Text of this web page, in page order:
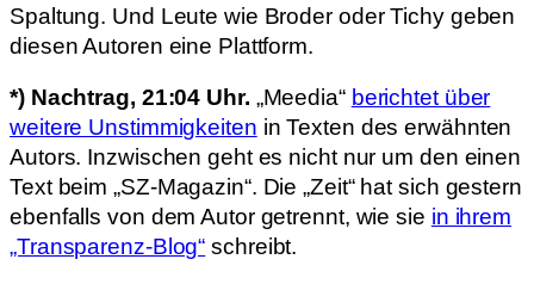
Spaltung. Und Leute wie Broder oder Tichy geben
diesen Autoren eine Plattform.
*) Nachtrag, 21:04 Uhr. „Meedia“ berichtet über
weitere Unstimmigkeiten in Texten des erwähnten
Autors. Inzwischen geht es nicht nur um den einen
Text beim „SZ-Magazin“. Die „Zeit“ hat sich gestern
ebenfalls von dem Autor getrennt, wie sie in ihrem
„Transparenz-Blog“ schreibt.